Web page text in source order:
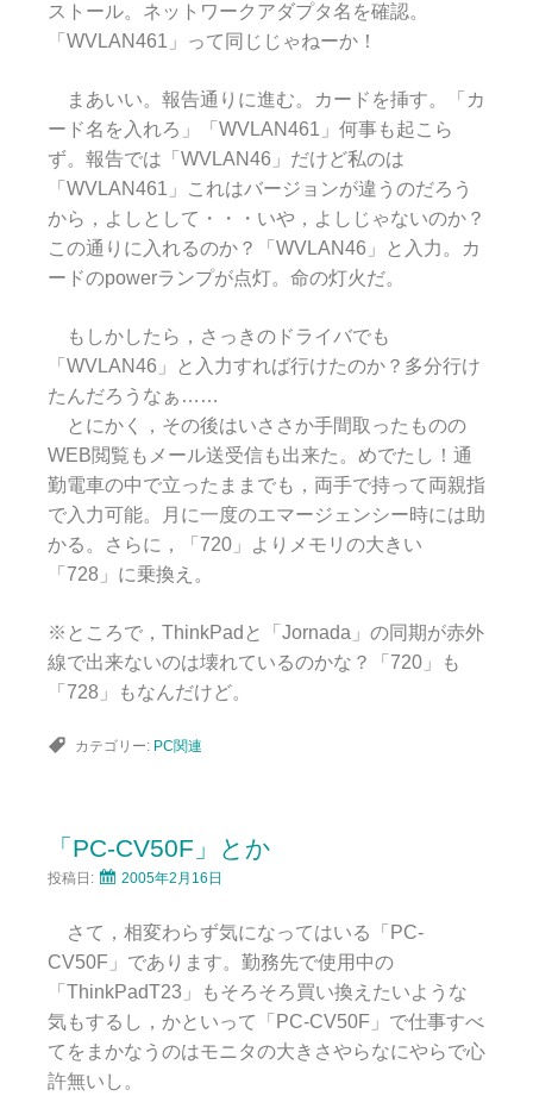
ストール。ネットワークアダプタ名を確認。
「WVLAN461」って同じじゃねーか！
まあいい。報告通りに進む。カードを挿す。「カ
ード名を入れろ」「WVLAN461」何事も起こら
ず。報告では「WVLAN46」だけど私のは
「WVLAN461」これはバージョンが違うのだろう
から，よしとして・・・いや，よしじゃないのか？
この通りに入れるのか？「WVLAN46」と入力。カ
ードのpowerランプが点灯。命の灯火だ。
もしかしたら，さっきのドライバでも
「WVLAN46」と入力すれば行けたのか？多分行け
たんだろうなぁ……
とにかく，その後はいささか手間取ったものの
WEB閲覧もメール送受信も出来た。めでたし！通
勤電車の中で立ったままでも，両手で持って両親指
で入力可能。月に一度のエマージェンシー時には助
かる。さらに，「720」よりメモリの大きい
「728」に乗換え。
※ところで，ThinkPadと「Jornada」の同期が赤外
線で出来ないのは壊れているのかな？「720」も
「728」もなんだけど。
カテゴリー: PC関連
「PC-CV50F」とか
投稿日: 2005年2月16日
さて，相変わらず気になってはいる「PC-
CV50F」であります。勤務先で使用中の
「ThinkPadT23」もそろそろ買い換えたいような
気もするし，かといって「PC-CV50F」で仕事すべ
てをまかなうのはモニタの大きさやらなにやらで心
許無いし。